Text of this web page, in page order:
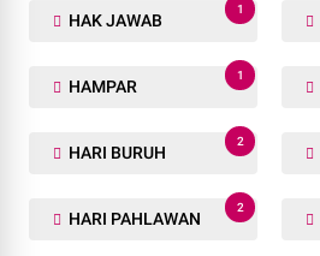
HAK JAWAB
1
HAMPAR
1
HARI BURUH
2
HARI PAHLAWAN
2